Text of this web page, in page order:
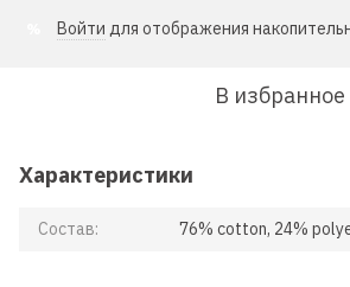
Войти для отображения
В избранное
Характеристики
Состав: 76% cotton, 24%